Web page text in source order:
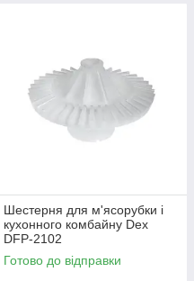
Шестерня для м'ясорубки і
кухонного комбайну Dex
DFP-2102
Готово до відправки